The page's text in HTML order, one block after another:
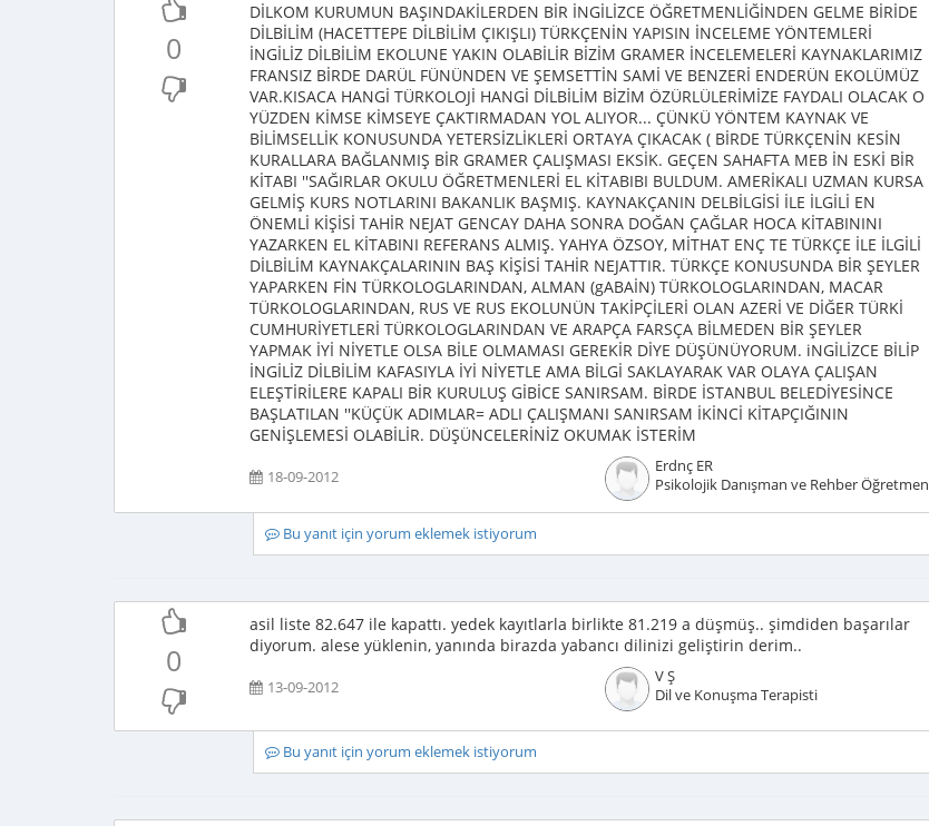
0
DİLKOM KURUMUN BAŞINDAKİLERDEN BİR İNGİLİZCE ÖĞRETMENLİĞİNDEN GELME BİRİDE
DİLBİLİM (HACETTEPE DİLBİLİM ÇIKIŞLI) TÜRKÇENİN YAPISIN İNCELEME YÖNTEMLERİ
İNGİLİZ DİLBİLİM EKOLUNE YAKIN OLABİLİR BİZİM GRAMER İNCELEMELERİ KAYNAKLARIMIZ
FRANSIZ BİRDE DARÜL FÜNÜNDEN VE ŞEMSETTİN SAMİ VE BENZERİ ENDERÜN EKOLÜMÜZ
VAR.KISACA HANGİ TÜRKOLOJİ HANGİ DİLBİLİM BİZİM ÖZÜRLÜLERİMİZE FAYDALI OLACAK O
YÜZDEN KİMSE KİMSEYE ÇAKTIRMADAN YOL ALIYOR... ÇÜNKÜ YÖNTEM KAYNAK VE
BİLİMSELLİK KONUSUNDA YETERSİZLİKLERİ ORTAYA ÇIKACAK ( BİRDE TÜRKÇENİN KESİN
KURALLARA BAĞLANMIŞ BİR GRAMER ÇALIŞMASI EKSİK. GEÇEN SAHAFTA MEB İN ESKİ BİR
KİTABI ''SAĞIRLAR OKULU ÖĞRETMENLERİ EL KİTABIBI BULDUM. AMERİKALI UZMAN KURSA
GELMİŞ KURS NOTLARINI BAKANLIK BAŞMIŞ. KAYNAKÇANIN DELBİLGİSİ İLE İLGİLİ EN
ÖNEMLİ KİŞİSİ TAHİR NEJAT GENCAY DAHA SONRA DOĞAN ÇAĞLAR HOCA KİTABININI
YAZARKEN EL KİTABINI REFERANS ALMIŞ. YAHYA ÖZSOY, MİTHAT ENÇ TE TÜRKÇE İLE İLGİLİ
DİLBİLİM KAYNAKÇALARININ BAŞ KİŞİSİ TAHİR NEJATTIR. TÜRKÇE KONUSUNDA BİR ŞEYLER
YAPARKEN FİN TÜRKOLOGLARINDAN, ALMAN (gABAİN) TÜRKOLOGLARINDAN, MACAR
TÜRKOLOGLARINDAN, RUS VE RUS EKOLUNÜN TAKİPÇİLERİ OLAN AZERİ VE DİĞER TÜRKİ
CUMHURİYETLERİ TÜRKOLOGLARINDAN VE ARAPÇA FARSÇA BİLMEDEN BİR ŞEYLER
YAPMAK İYİ NİYETLE OLSA BİLE OLMAMASI GEREKİR DİYE DÜŞÜNÜYORUM. iNGİLİZCE BİLİP
İNGİLİZ DİLBİLİM KAFASIYLA İYİ NİYETLE AMA BİLGİ SAKLAYARAK VAR OLAYA ÇALIŞAN
ELEŞTİRİLERE KAPALI BİR KURULUŞ GİBİCE SANIRSAM. BİRDE İSTANBUL BELEDİYESİNCE
BAŞLATILAN ''KÜÇÜK ADIMLAR= ADLI ÇALIŞMANI SANIRSAM İKİNCİ KİTAPÇIĞININ
GENİŞLEMESİ OLABİLİR. DÜŞÜNCELERİNİZ OKUMAK İSTERİM
18-09-2012
Erdnç ER
Psikolojik Danışman ve Rehber Öğretmen
Bu yanıt için yorum eklemek istiyorum
0
asil liste 82.647 ile kapattı. yedek kayıtlarla birlikte 81.219 a düşmüş.. şimdiden başarılar
diyorum. alese yüklenin, yanında birazda yabancı dilinizi geliştirin derim..
13-09-2012
V Ş
Dil ve Konuşma Terapisti
Bu yanıt için yorum eklemek istiyorum